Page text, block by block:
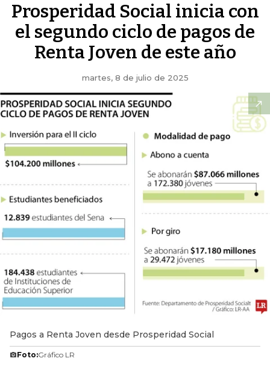
Prosperidad Social inicia con
el segundo ciclo de pagos de
Renta Joven de este año
martes, 8 de julio de 2025
Pagos a Renta Joven desde Prosperidad Social
Foto:Gráfico LR